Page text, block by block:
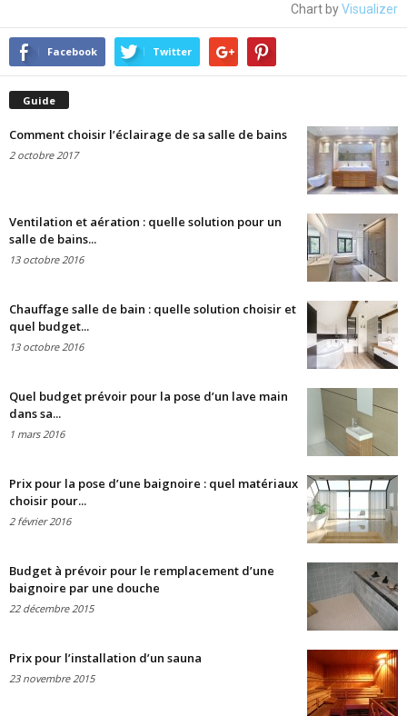
Chart byVisualizer
Facebook Twitter
Guide
Comment choisir l’éclairage de sa salle de bains
2 octobre 2017
Ventilation et aération : quelle solution pour un
salle de bains...
13 octobre 2016
Chauffage salle de bain : quelle solution choisir et
quel budget...
13 octobre 2016
Quel budget prévoir pour la pose d’un lave main
dans sa...
1 mars 2016
Prix pour la pose d’une baignoire : quel matériaux
choisir pour...
2 février 2016
Budget à prévoir pour le remplacement d’une
baignoire par une douche
22 décembre 2015
Prix pour l’installation d’un sauna
23 novembre 2015